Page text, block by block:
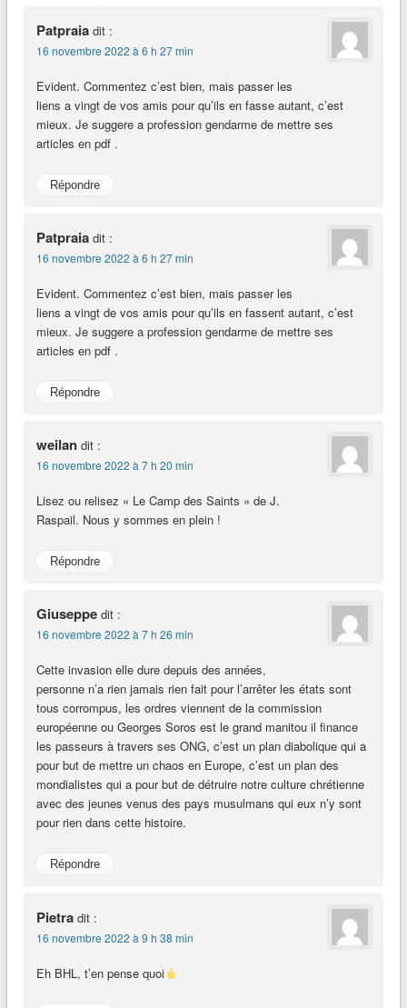
Patpraia dit :
16 novembre 2022 à 6 h 27 min
Evident. Commentez c’est bien, mais passer les
liens a vingt de vos amis pour qu’ils en fasse autant, c’est
mieux. Je suggere a profession gendarme de mettre ses
articles en pdf .
Répondre
Patpraia dit :
16 novembre 2022 à 6 h 27 min
Evident. Commentez c’est bien, mais passer les
liens a vingt de vos amis pour qu’ils en fassent autant, c’est
mieux. Je suggere a profession gendarme de mettre ses
articles en pdf .
Répondre
weilan dit :
16 novembre 2022 à 7 h 20 min
Lisez ou relisez « Le Camp des Saints » de J.
Raspail. Nous y sommes en plein !
Répondre
Giuseppe dit :
16 novembre 2022 à 7 h 26 min
Cette invasion elle dure depuis des années,
personne n’a rien jamais rien fait pour l’arrêter les états sont
tous corrompus, les ordres viennent de la commission
européenne ou Georges Soros est le grand manitou il finance
les passeurs à travers ses ONG, c’est un plan diabolique qui a
pour but de mettre un chaos en Europe, c’est un plan des
mondialistes qui a pour but de détruire notre culture chrétienne
avec des jeunes venus des pays musulmans qui eux n’y sont
pour rien dans cette histoire.
Répondre
Pietra dit :
16 novembre 2022 à 9 h 38 min
Eh BHL, t’en pense quoi